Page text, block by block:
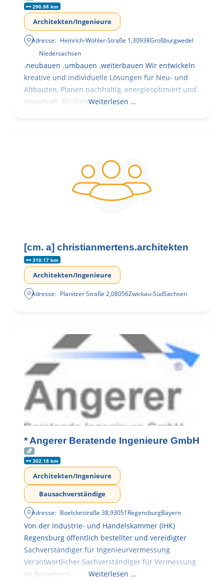
290.98 km
Architekten/Ingenieure
Adresse: Heinrich-Wöhler-Straße 1,30938Großburgwedel
Niedersachsen
.neubauen .umbauen .weiterbauen Wir entwickeln
kreative und individuelle Lösungen für Neu- und
Altbauten, Planen nachhaltig, energieoptimiert und
dauerhaft. Als FreieWeiterlesen …
[cm. a] christianmertens.architekten
310.17 km
Architekten/Ingenieure
Adresse: Planitzer Straße 2,08056Zwickau-SüdSachsen
* Angerer Beratende Ingenieure GmbH
302.18 km
Architekten/Ingenieure
Bausachverständige
Adresse: Boelckestraße 38,93051RegensburgBayern
Von der Industrie- und Handelskammer (IHK)
Regensburg öffentlich bestellter und vereidigter
Sachverständiger für Ingenieurvermessung
Verantwortlicher Sachverständiger für Vermessung
im Bauwesen
Weiterlesen …